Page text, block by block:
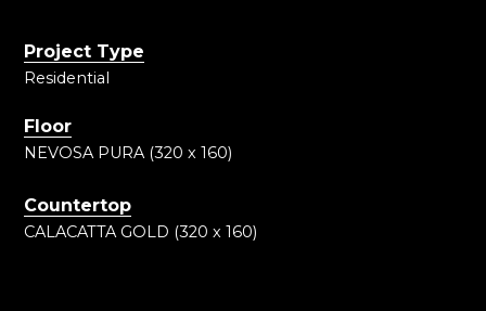
Project Type
Residential
Floor
NEVOSA PURA (320 x 160)
Countertop
CALACATTA GOLD (320 x 160)